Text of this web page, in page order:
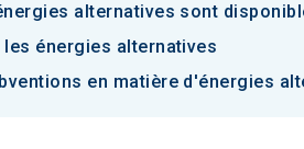
alternatives sont
énergies alternatives
en matière d'énergies